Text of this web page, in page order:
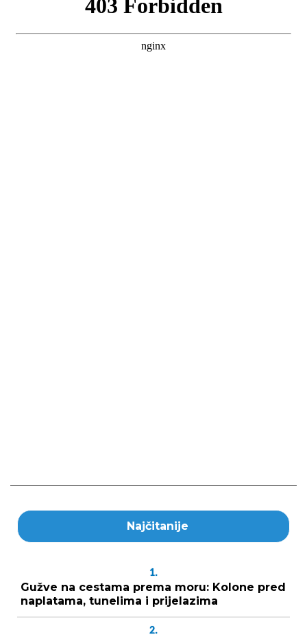
Najčitanije
1.
Gužve na cestama prema moru: Kolone pred
naplatama, tunelima i prijelazima
2.